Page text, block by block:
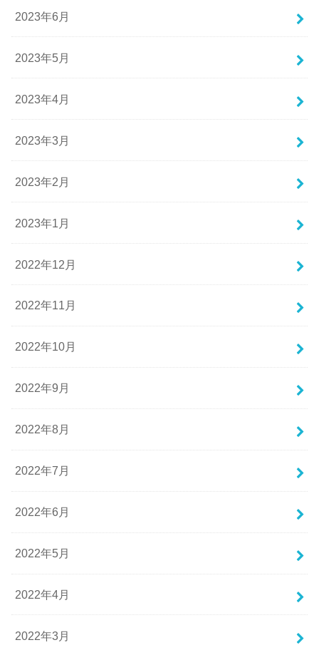
2023年6月
2023年5月
2023年4月
2023年3月
2023年2月
2023年1月
2022年12月
2022年11月
2022年10月
2022年9月
2022年8月
2022年7月
2022年6月
2022年5月
2022年4月
2022年3月